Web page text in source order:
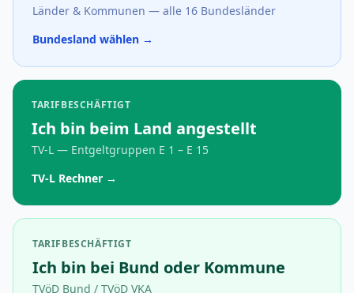
Länder & Kommunen — alle 16 Bundesländer
Bundesland wählen →
TARIFBESCHÄFTIGT
Ich bin beim Land angestellt
TV-L — Entgeltgruppen E 1 – E 15
TV-L Rechner →
TARIFBESCHÄFTIGT
Ich bin bei Bund oder Kommune
TVöD Bund / TVöD VKA